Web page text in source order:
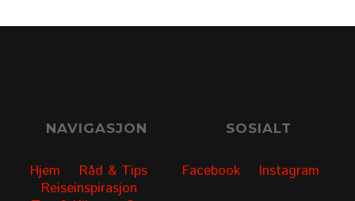
NAVIGASJON
Hjem
Råd & Tips
Reiseinspirasjon
SOSIALT
Facebook Instagram